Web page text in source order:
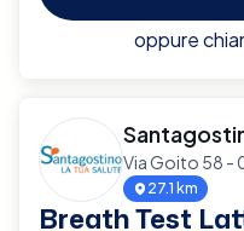
oppure
Via Goito 58 -
27.1 km
Breath Test